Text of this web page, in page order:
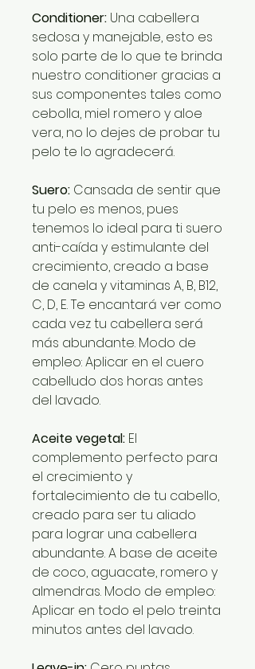
Conditioner: Una cabellera
sedosa y manejable, esto es
solo parte de lo que te brinda
nuestro conditioner gracias a
sus componentes tales como
cebolla, miel romero y aloe
vera, no lo dejes de probar tu
pelo te lo agradecerá.
Suero: Cansada de sentir que
tu pelo es menos, pues
tenemos lo ideal para ti suero
anti-caída y estimulante del
crecimiento, creado a base
de canela y vitaminas A, B, B12,
C, D, E. Te encantará ver como
cada vez tu cabellera será
más abundante. Modo de
empleo: Aplicar en el cuero
cabelludo dos horas antes
del lavado.
Aceite vegetal: El
complemento perfecto para
el crecimiento y
fortalecimiento de tu cabello,
creado para ser tu aliado
para lograr una cabellera
abundante. A base de aceite
de coco, aguacate, romero y
almendras. Modo de empleo:
Aplicar en todo el pelo treinta
minutos antes del lavado.